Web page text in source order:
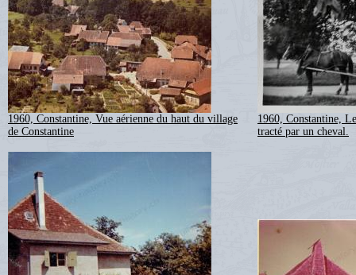
1960, Constantine, Vue aérienne du haut du village
de Constantine
1960, Constantine,
tracté par un cheval.